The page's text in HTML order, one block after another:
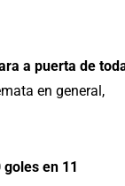
a puerta de
en general,
en 11